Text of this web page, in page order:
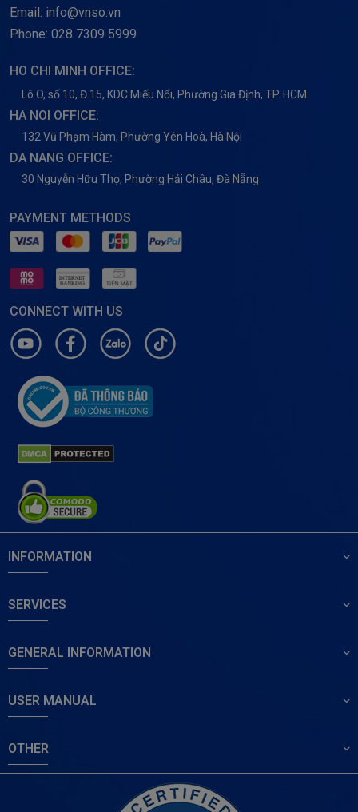
Email: info@vnso.vn
Phone: 028 7309 5999
HO CHI MINH OFFICE:
Lô O, số 10, Đ.15, KDC Miếu Nổi, Phường Gia Định, TP. HCM
HA NOI OFFICE:
132 Vũ Phạm Hàm, Phường Yên Hoà, Hà Nội
DA NANG OFFICE:
30 Nguyễn Hữu Thọ, Phường Hải Châu, Đà Nẵng
PAYMENT METHODS
CONNECT WITH US
INFORMATION
SERVICES
GENERAL INFORMATION
USER MANUAL
OTHER